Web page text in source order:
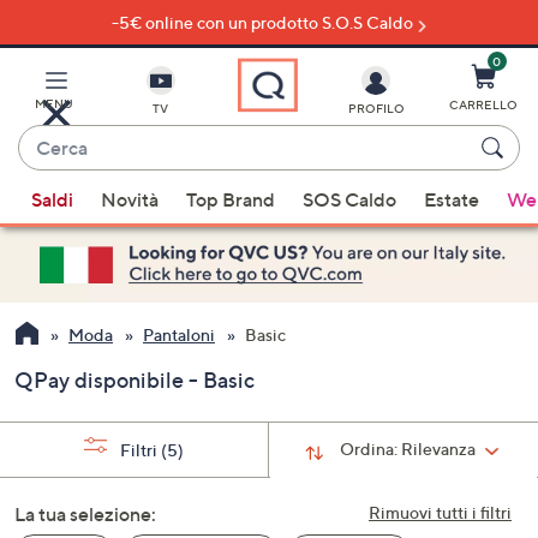
al
principale
-5€ online con un prodotto S.O.S Caldo
MENU TV
Cerca
sono
disponibili
suggerimenti,
usa
i
freccia
su
giù
oppure
scorri
PROFILO
0
CARRELLO
Saldi Novità Top Brand SOS Caldo Estate
Moda Pantaloni Basic
QPay disponibile - Basic
Ordina: Rilevanza
Filtri (5)
Rimuovi tutti i filtri
La tua selezione: